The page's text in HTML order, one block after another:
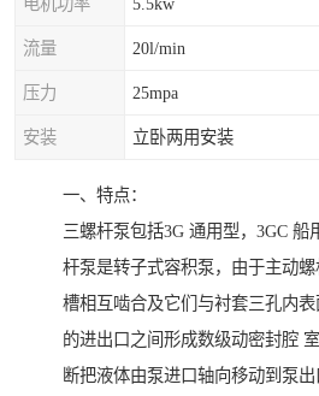
流量 20l/min
压力 25mpa
安装 立卧两用安装
一、特点：
三螺杆泵包括3G 通用型，3GC 船
杆泵是转子式容积泵，由于主动
槽相互啮合及它们与衬套三孔内
的进出口之间形成数级动密封腔
断把液体由泵进口轴向移动到泵